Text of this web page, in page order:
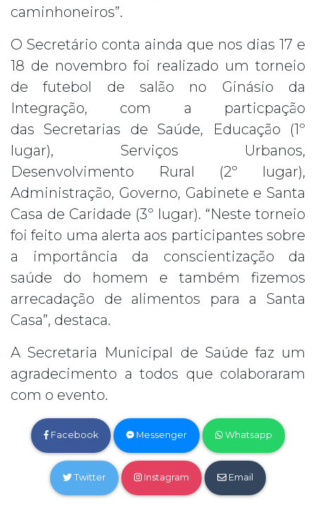
caminhoneiros”.
O Secretário conta ainda que nos dias 17 e
18 de novembro foi realizado um torneio
de futebol de salão no Ginásio da
Integração, com a particpação
das Secretarias de Saúde, Educação (1º
lugar), Serviços Urbanos,
Desenvolvimento Rural (2º lugar),
Administração, Governo, Gabinete e Santa
Casa de Caridade (3º lugar). “Neste torneio
foi feito uma alerta aos participantes sobre
a importância da conscientização da
saúde do homem e também fizemos
arrecadação de alimentos para a Santa
Casa”, destaca.
A Secretaria Municipal de Saúde faz um
agradecimento a todos que colaboraram
com o evento.
Facebook Messenger Whatsapp
Twitter Instagram Email